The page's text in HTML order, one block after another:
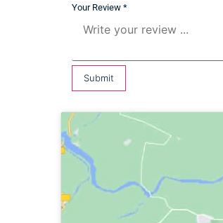
Your Review *